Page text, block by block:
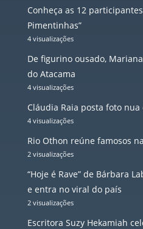
Conheça as 12
Pimentinhas”
4 visualizações
De figurino ousado,
do Atacama
4 visualizações
Cláudia Raia posta foto
4 visualizações
Rio Othon reúne famosos
2 visualizações
“Hoje é Rave” de Bárbara
e entra no viral do país
2 visualizações
Escritora Suzy Hekamiah